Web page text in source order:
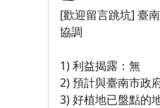
[歡迎留言跳坑] 臺
協調
1) 利益揭露：無
2) 預計與臺南市政
3) 好植地已盤點的